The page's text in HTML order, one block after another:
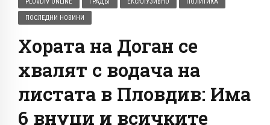
PLOVDIV ONLINE ГРАДЪТ ЕКСКЛУЗИВНО ПОЛИТИКА
ПОСЛЕДНИ НОВИНИ
Хората на Доган се
хвалят с водача на
листата в Пловдив: Има
6 внуци и всичките